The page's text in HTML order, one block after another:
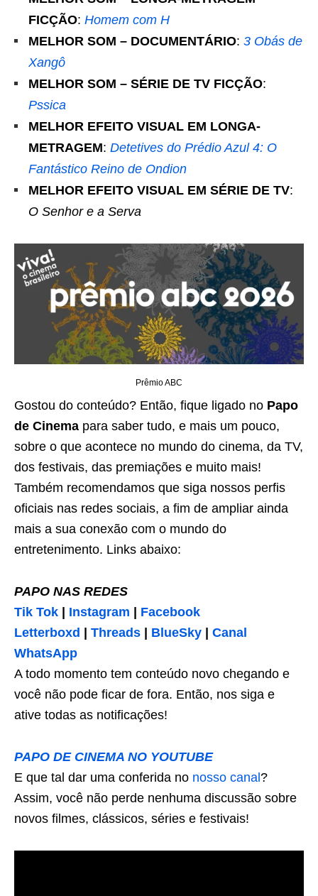
FICÇÃO: Homem com H
MELHOR SOM – DOCUMENTÁRIO: 3 Obás de
Xangô
MELHOR SOM – SÉRIE DE TV FICÇÃO:
Pssica
MELHOR EFEITO VISUAL EM LONGA-
METRAGEM: Detetives do Prédio Azul 4: O
Fantástico Reino de Ondion
MELHOR EFEITO VISUAL EM SÉRIE DE TV:
O Senhor e a Serva
Prêmio ABC
Gostou do conteúdo? Então, fique ligado no Papo
de Cinema para saber tudo, e mais um pouco,
sobre o que acontece no mundo do cinema, da TV,
dos festivais, das premiações e muito mais!
Também recomendamos que siga nossos perfis
oficiais nas redes sociais, a fim de ampliar ainda
mais a sua conexão com o mundo do
entretenimento. Links abaixo:
PAPO NAS REDES
Tik Tok
Instagram
Facebook
Letterboxd
Threads BlueSky
Canal
WhatsApp
A todo momento tem conteúdo novo chegando e
você não pode ficar de fora. Então, nos siga e
ative todas as notificações!
PAPO DE CINEMA NO YOUTUBE
E que tal dar uma conferida no nosso canal ?
Assim, você não perde nenhuma discussão sobre
novos filmes, clássicos, séries e festivais!